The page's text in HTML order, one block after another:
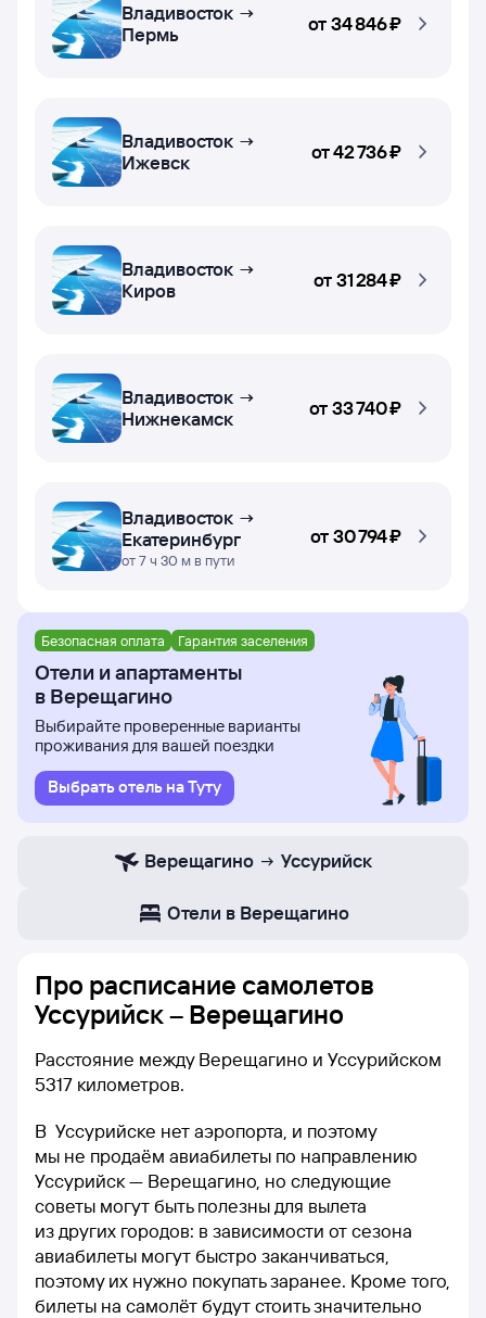
Владивосток →
Пермь
от34 ⁠846 ⁠₽
Владивосток →
Ижевск
от42 ⁠736 ⁠₽
Владивосток →
Киров
от31 ⁠284 ⁠₽
Владивосток →
Нижнекамск
от33 ⁠740 ⁠₽
Владивосток →
Екатеринбург
от 7 ч 30 м в пути
от30 ⁠794 ⁠₽
Безопасная оплата Гарантия заселения
Отели и апартаменты
в Верещагино
Выбирайте проверенные варианты
проживания для вашей поездки
Выбрать отель на Туту
Верещагино Уссурийск
Отели в Верещагино
Про расписание самолетов
Уссурийск – Верещагино
Расстояние между Верещагино и Уссурийском
5317 километров.
В Уссурийске нет аэропорта, и поэтому
мы не продаём авиабилеты по направлению
Уссурийск — Верещагино, но следующие
советы могут быть полезны для вылета
из других городов: в зависимости от сезона
авиабилеты могут быстро заканчиваться,
поэтому их нужно покупать заранее. Кроме того,
билеты на самолёт будут стоить значительно